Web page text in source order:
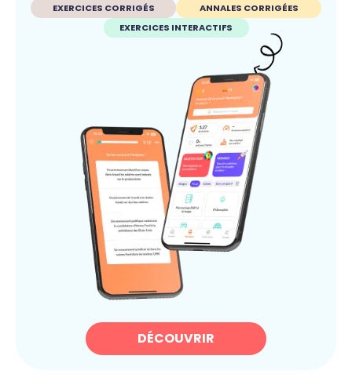
EXERCICES CORRIGÉS
ANNALES CORRIGÉES
EXERCICES INTERACTIFS
DÉCOUVRIR